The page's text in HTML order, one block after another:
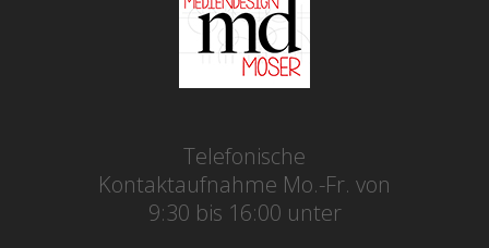
Telefonische
Kontaktaufnahme Mo.-Fr. von
9:30 bis 16:00 unter